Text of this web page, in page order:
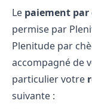
Le paiement par
permise par
Plenitude par
accompagné de
particulier votre
suivante :